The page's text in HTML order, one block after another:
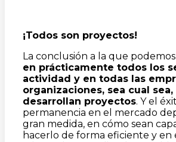
¡Todos son proyectos!
La conclusión a la que
en prácticamente todos los
actividad y en todas las
organizaciones, sea cual sea,
desarrollan proyectos. Y el
permanencia en el mercado
gran medida, en cómo sean
hacerlo de forma eficiente y en